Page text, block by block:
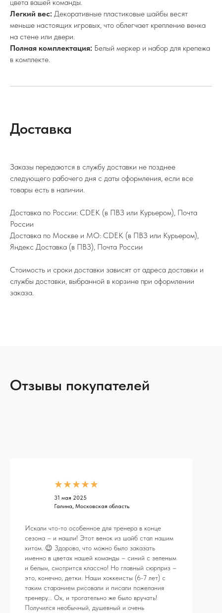
цвета вашей команды.
Легкий вес: Декоративные пластиковые шайбы весят
меньше настоящих игровых, что облегчает крепление венка
на стене или двери.
Полная комплектация: Белый меркер и набор для крепежа
в комплекте.
Доставка
Заказы передаются в службу доставки не позднее
следующего рабочего дня с даты оформления, если все
товары есть в наличии.
Доставка по России: CDEK (в ПВЗ или Курьером), Почта
России
Доставка по Москве и МО: CDEK (в ПВЗ или Курьером),
Яндекс Доставка (в ПВЗ), Почта России
Стоимость и сроки доставки зависят от адреса доставки и
службы доставки, выбранной в корзине при оформлении
заказа.
Отзывы покупателей
★★★★★
31 мая 2025
Галина, Московская область
Искали что-то особенное для тренера в конце
сезона – и нашли! Этот венок из шайб стал нашим
хитом. 😉 Здорово, что можно было заказать
именно в цветах нашей команды – синий с зеленым
и белым, смотрится классно! Но главный сюрприз –
это, конечно, детки. Наши хоккеисты (6-7 лет) с
таким старанием рисовали и писали пожелания
тренеру... Ох, и трогательно же было вручать!
Получился необычный, душевный и очень